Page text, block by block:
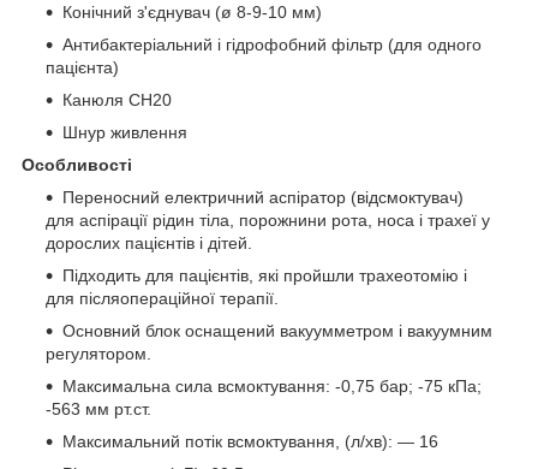
Конічний з'єднувач (ø 8-9-10 мм)
Антибактеріальний і гідрофобний фільтр (для одного
пацієнта)
Канюля CH20
Шнур живлення
Особливості
Переносний електричний аспіратор (відсмоктувач)
для аспірації рідин тіла, порожнини рота, носа і трахеї у
дорослих пацієнтів і дітей.
Підходить для пацієнтів, які пройшли трахеотомію і
для післяопераційної терапії.
Основний блок оснащений вакуумметром і вакуумним
регулятором.
Максимальна сила всмоктування: -0,75 бар; -75 кПа;
-563 мм рт.ст.
Максимальний потік всмоктування, (л/хв): — 16